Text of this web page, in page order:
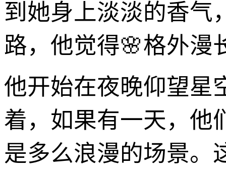
到她身上淡淡的香气
路，他觉得🌸格外漫
他开始在夜晚仰望星
着，如果有一天，他
是多么浪漫的场景。